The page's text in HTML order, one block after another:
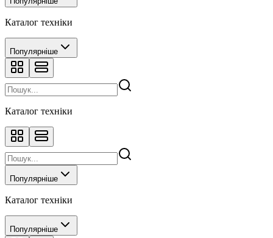
Каталог техніки
Популярніше
Каталог техніки
Популярніше
Каталог техніки
Популярніше